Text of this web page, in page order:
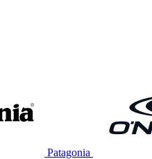
Patagonia